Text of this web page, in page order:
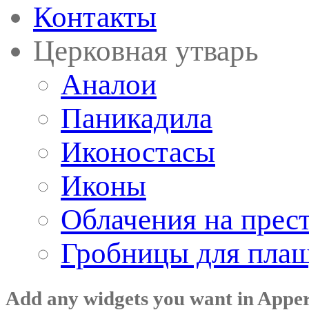
Контакты
Церковная утварь
Аналои
Паникадила
Иконостасы
Иконы
Облачения на
Гробницы для
Add any widgets you want in